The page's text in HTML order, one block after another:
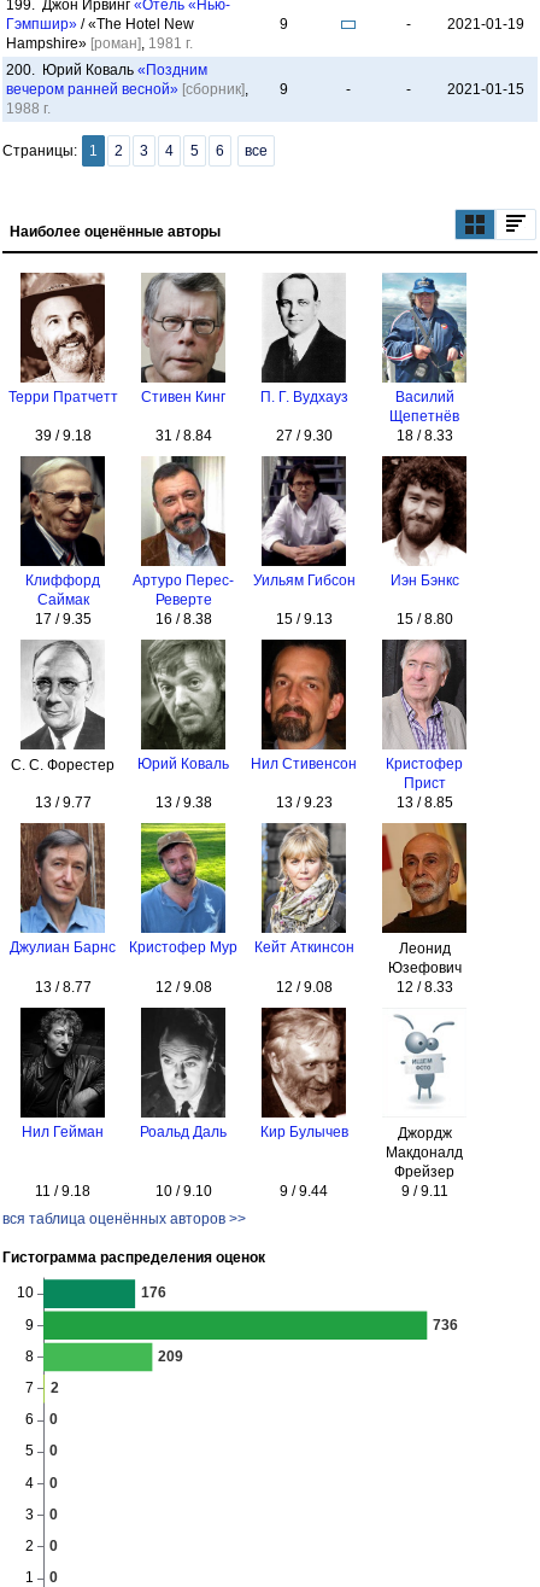
199. Джон Ирвинг «Отель «Нью-
Гэмпшир» / «The Hotel New
Hampshire» [роман], 1981 г.
9 - 2021-01-19
200. Юрий Коваль «Поздним
вечером ранней весной» [сборник],
1988 г.
9 - - 2021-01-15
Страницы: 1 2 3 4 5 6 все
Наиболее оценённые авторы
Терри Пратчетт
39 / 9.18
Стивен Кинг
31 / 8.84
П. Г. Вудхауз
27 / 9.30
Василий
Щепетнёв
18 / 8.33
Клиффорд
Саймак
17 / 9.35
Артуро Перес-
Реверте
16 / 8.38
Уильям Гибсон
15 / 9.13
Иэн Бэнкс
15 / 8.80
С. С. Форестер
13 / 9.77
Юрий Коваль
13 / 9.38
Нил Стивенсон
13 / 9.23
Кристофер
Прист
13 / 8.85
Джулиан Барнс
13 / 8.77
Кристофер Мур
12 / 9.08
Кейт Аткинсон
12 / 9.08
Леонид
Юзефович
12 / 8.33
Нил Гейман
11 / 9.18
Роальд Даль
10 / 9.10
Кир Булычев
9 / 9.44
Джордж
Макдоналд
Фрейзер
9 / 9.11
вся таблица оценённых авторов >>
Гистограмма распределения оценок